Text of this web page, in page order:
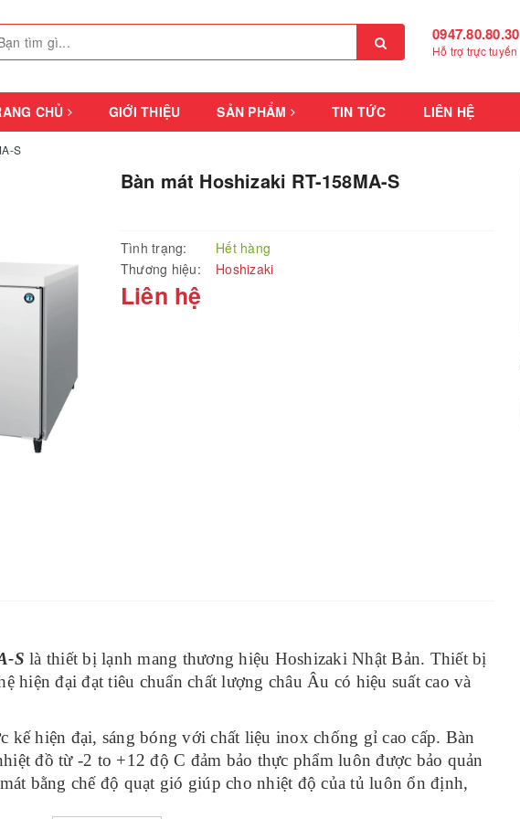
0947.80.80.30
Hỗ trợ trực tuyến
CHỦ GIỚI THIỆU SẢN PHẨM TIN TỨC LIÊN HỆ
S
Bàn mát Hoshizaki RT-158MA-S
Tình trạng:
Hết hàng
Thương hiệu:
Hoshizaki
Liên hệ
S là thiết bị lạnh mang thương hiệu Hoshizaki Nhật Bản. Thiết bị
hiện đại đạt tiêu chuẩn chất lượng châu Âu có hiệu suất cao và
kế hiện đại, sáng bóng với chất liệu inox chống gỉ cao cấp. Bàn
đồ từ -2 to +12 độ C đảm bảo thực phẩm luôn được bảo quản
bằng chế độ quạt gió giúp cho nhiệt độ của tủ luôn ổn định,